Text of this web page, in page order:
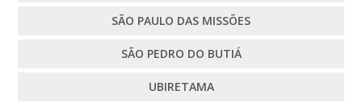
SÃO PAULO DAS MISSÕES
SÃO PEDRO DO BUTIÁ
UBIRETAMA